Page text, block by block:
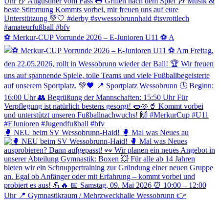
⚽️ Merkur-CUP Vorrunde 2026 – E-Junioren U11 ⚽️ A
🥊 NEU beim SV Wessobrunn-Haid! 🥊 Mal was Neues au